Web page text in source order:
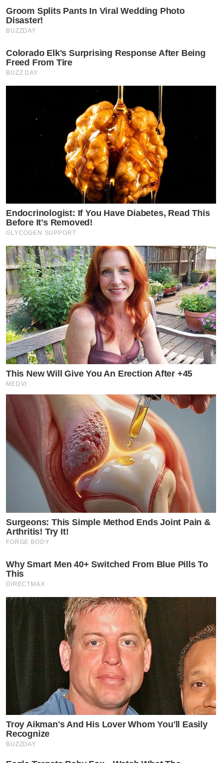
Groom Splits Pants In Viral Wedding Photo
Disaster!
BUZZDAY
Colorado Elk's Surprising Response After Being
Freed From Tire
BUZZ DAY
Endocrinologist: If You Have Diabetes, Read This
Before It's Removed!
GLYCOGEN SUPPORT
This New Will Give You An Erection After +45
MEDVI
Surgeons: This Simple Method Ends Joint Pain &
Arthritis! Try It!
FORGE BODY
Why Smart Men 40+ Switched From Blue Pills To
This
DIRECTMAX
Troy Aikman's And His Lover Whom You'll Easily
Recognize
BUZZDAY